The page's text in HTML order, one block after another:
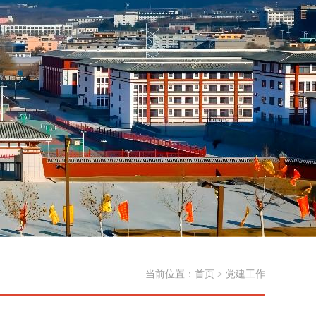
当前位置： 首页 > 党建工作